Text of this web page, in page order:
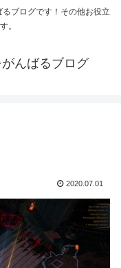
ブログです！その他お役立
。
んばるブログ
2020.07.01